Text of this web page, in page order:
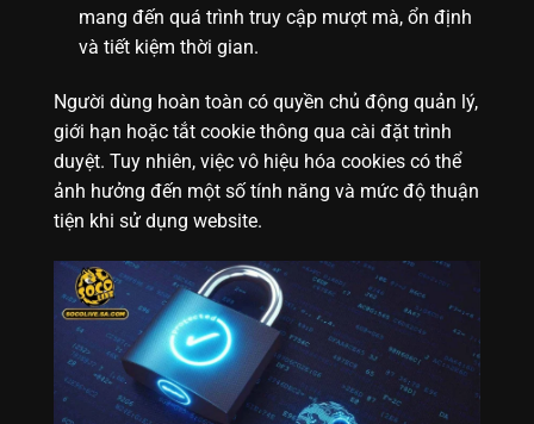
mang đến quá trình truy cập mượt mà, ổn định
và tiết kiệm thời gian.
Người dùng hoàn toàn có quyền chủ động quản lý,
giới hạn hoặc tắt cookie thông qua cài đặt trình
duyệt. Tuy nhiên, việc vô hiệu hóa cookies có thể
ảnh hưởng đến một số tính năng và mức độ thuận
tiện khi sử dụng website.